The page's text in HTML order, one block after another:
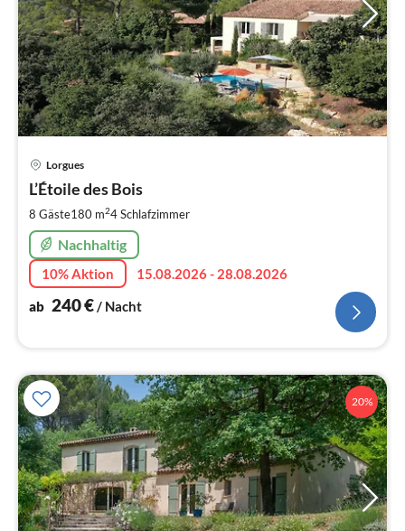
Lorgues
L’Étoile des Bois
8 Gäste180 m24Schlafzimmer
Nachhaltig
10% Aktion
15.08.2026 - 28.08.2026
ab 240€/ Nacht
20%